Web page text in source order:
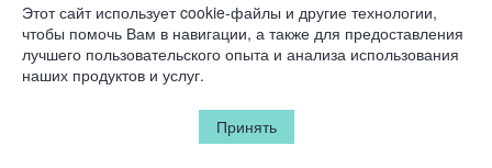
公司
法律資訊
Этот сайт использует cookie-файлы и другие технологии,
чтобы помочь Вам в навигации, а также для предоставления
лучшего пользовательского опыта и анализа использования
наших продуктов и услуг.
Принять